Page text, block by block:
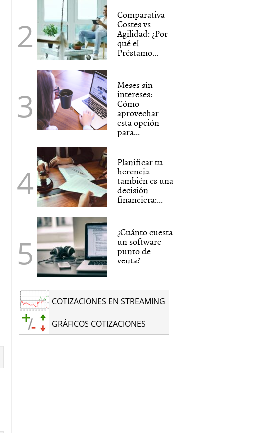
Comparativa
Costes vs
Agilidad: ¿Por
qué el
Préstamo...
Meses sin
intereses:
Cómo
aprovechar
esta opción
para...
Planificar tu
herencia
también es una
decisión
financiera:...
¿Cuánto cuesta
un software
punto de
venta?
COTIZACIONES EN STREAMING
GRÁFICOS COTIZACIONES